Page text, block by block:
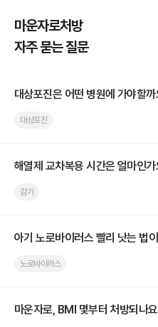
마운자로처방
자주 묻는 질문
대상포진은 어떤 병원에 가야할
대상포진
해열제 교차복용 시간은 얼마인
감기
아기 노로바이러스 빨리 낫는 법
노로바이러스
마운자로, BMI 몇부터 처방되나